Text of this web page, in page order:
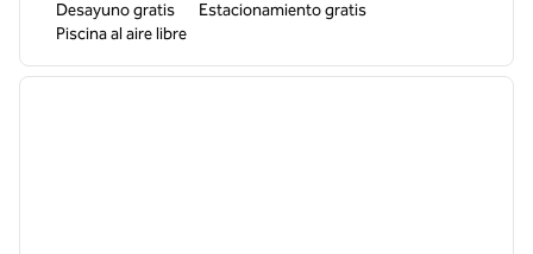
Desayuno gratis
Estacionamiento gratis
Piscina al aire libre
1 de 12